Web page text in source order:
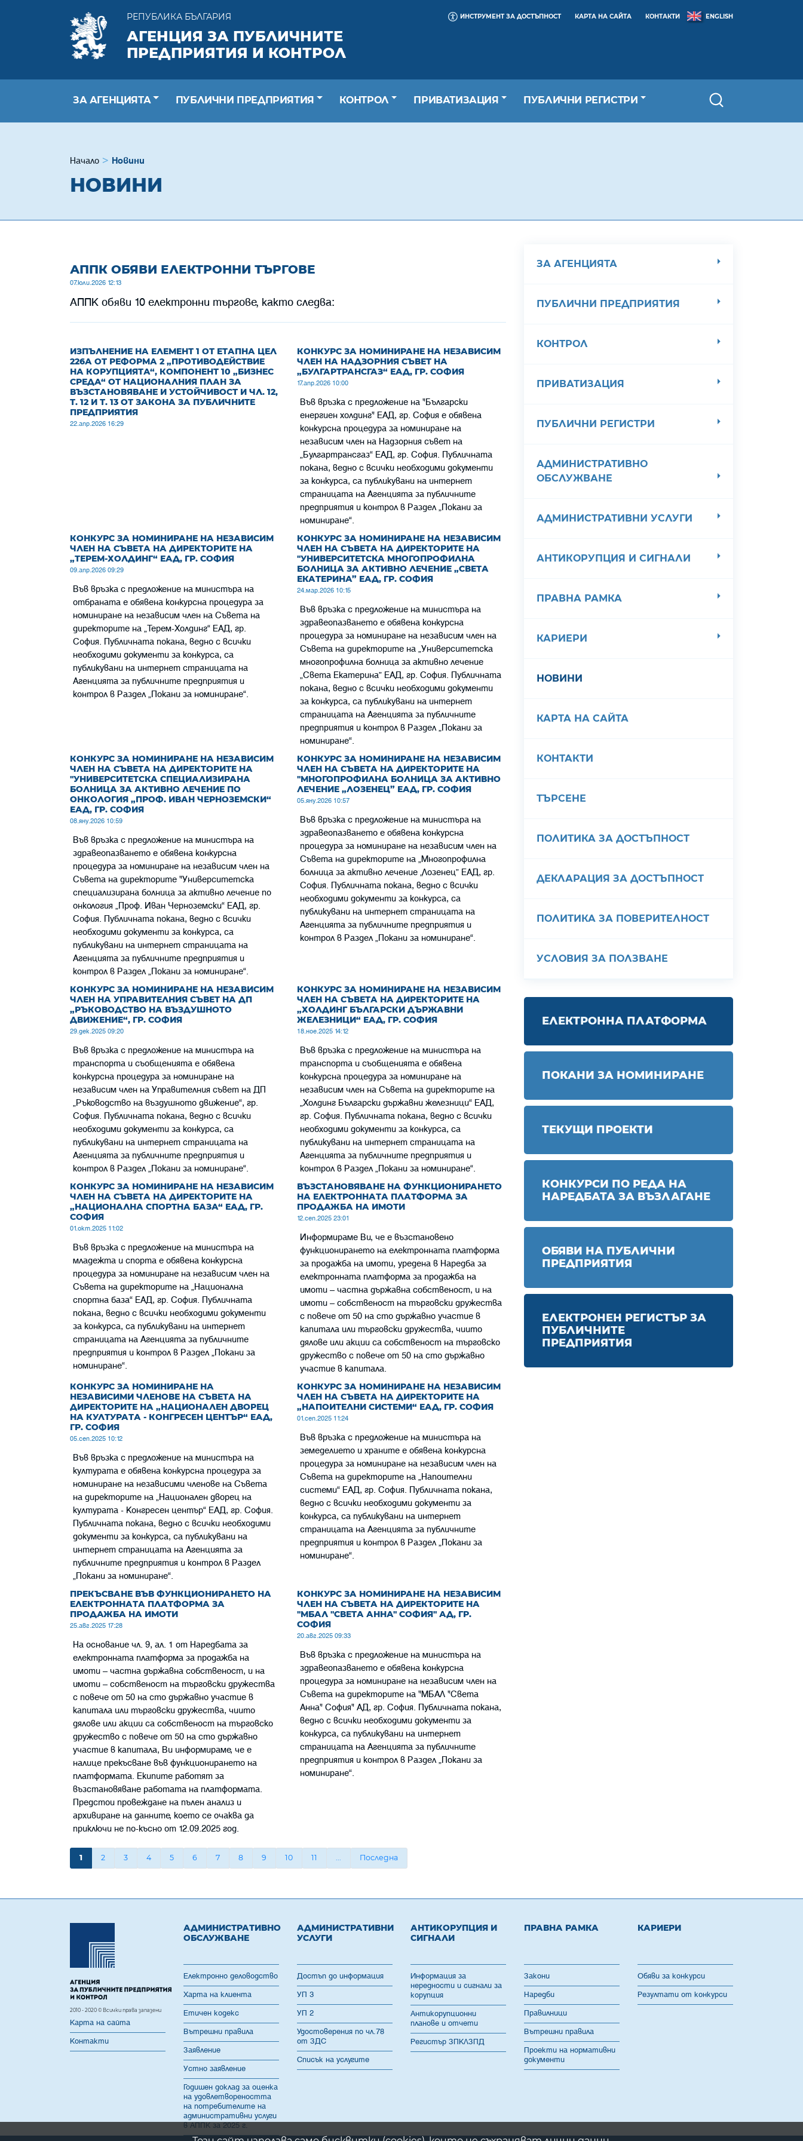
РЕПУБЛИКА БЪЛГАРИЯ
АГЕНЦИЯ ЗА ПУБЛИЧНИТЕ
ПРЕДПРИЯТИЯ И КОНТРОЛ
ИНСТРУМЕНТ ЗА ДОСТЪПНОСТ КАРТА НА САЙТА КОНТАКТИ ENGLISH
ЗА АГЕНЦИЯТА ПУБЛИЧНИ ПРЕДПРИЯТИЯ КОНТРОЛ ПРИВАТИЗАЦИЯ ПУБЛИЧНИ РЕГИСТРИ
Начало Новини
НОВИНИ
АППК ОБЯВИ ЕЛЕКТРОННИ ТЪРГОВЕ
07.юли.2026 12:13
АППК обяви 10 електронни търгове, както следва:
ИЗПЪЛНЕНИЕ НА ЕЛЕМЕНТ 1 ОТ ЕТАПНА ЦЕЛ
226А ОТ РЕФОРМА 2 „ПРОТИВОДЕЙСТВИЕ
НА КОРУПЦИЯТА“, КОМПОНЕНТ 10 „БИЗНЕС
СРЕДА“ ОТ НАЦИОНАЛНИЯ ПЛАН ЗА
ВЪЗСТАНОВЯВАНЕ И УСТОЙЧИВОСТ И ЧЛ. 12,
Т. 12 И Т. 13 ОТ ЗАКОНА ЗА ПУБЛИЧНИТЕ
ПРЕДПРИЯТИЯ
22.апр.2026 16:29
КОНКУРС ЗА НОМИНИРАНЕ НА НЕЗАВИСИМ
ЧЛЕН НА НАДЗОРНИЯ СЪВЕТ НА
„БУЛГАРТРАНСГАЗ“ ЕАД, ГР. СОФИЯ
17.апр.2026 10:00
Във връзка с предложение на "Български
енергиен холдинг" ЕАД, гр. София е обявена
конкурсна процедура за номиниране на
независим член на Надзорния съвет на
„Булгартрансгаз“ ЕАД, гр. София. Публичната
покана, ведно с всички необходими документи
за конкурса, са публикувани на интернет
страницата на Агенцията за публичните
предприятия и контрол в Раздел „Пoкани за
номиниране“.
КОНКУРС ЗА НОМИНИРАНЕ НА НЕЗАВИСИМ
ЧЛЕН НА СЪВЕТА НА ДИРЕКТОРИТЕ НА
„ТЕРЕМ-ХОЛДИНГ“ ЕАД, ГР. СОФИЯ
09.апр.2026 09:29
Във връзка с предложение на министъра на
отбраната е обявена конкурсна процедура за
номиниране на независим член на Съвета на
директорите на „Терем-Холдинг“ ЕАД, гр.
София. Публичната покана, ведно с всички
необходими документи за конкурса, са
публикувани на интернет страницата на
Агенцията за публичните предприятия и
контрол в Раздел „Покани за номиниране“.
КОНКУРС ЗА НОМИНИРАНЕ НА НЕЗАВИСИМ
ЧЛЕН НА СЪВЕТА НА ДИРЕКТОРИТЕ НА
"УНИВЕРСИТЕТСКА МНОГОПРОФИЛНА
БОЛНИЦА ЗА АКТИВНО ЛЕЧЕНИЕ „СВЕТА
ЕКАТЕРИНА” ЕАД, ГР. СОФИЯ
24.мар.2026 10:15
Във връзка с предложение на министъра на
здравеопазването е обявена конкурсна
процедура за номиниране на независим член на
Съвета на директорите на „Университетска
многопрофилна болница за активно лечение
„Света Екатерина” ЕАД, гр. София. Публичната
покана, ведно с всички необходими документи
за конкурса, са публикувани на интернет
страницата на Агенцията за публичните
предприятия и контрол в Раздел „Пoкани за
номиниране“.
КОНКУРС ЗА НОМИНИРАНЕ НА НЕЗАВИСИМ
ЧЛЕН НА СЪВЕТА НА ДИРЕКТОРИТЕ НА
"УНИВЕРСИТЕТСКА СПЕЦИАЛИЗИРАНА
БОЛНИЦА ЗА АКТИВНО ЛЕЧЕНИЕ ПО
ОНКОЛОГИЯ „ПРОФ. ИВАН ЧЕРНОЗЕМСКИ“
ЕАД, ГР. СОФИЯ
08.яну.2026 10:59
Във връзка с предложение на министъра на
здравеопазването е обявена конкурсна
процедура за номиниране на независим член на
Съвета на директорите "Университетска
специализирана болница за активно лечение по
онкология „Проф. Иван Черноземски“ ЕАД, гр.
София. Публичната покана, ведно с всички
необходими документи за конкурса, са
публикувани на интернет страницата на
Агенцията за публичните предприятия и
контрол в Раздел „Пoкани за номиниране“.
КОНКУРС ЗА НОМИНИРАНЕ НА НЕЗАВИСИМ
ЧЛЕН НА СЪВЕТА НА ДИРЕКТОРИТЕ НА
"МНОГОПРОФИЛНА БОЛНИЦА ЗА АКТИВНО
ЛЕЧЕНИЕ „ЛОЗЕНЕЦ” ЕАД, ГР. СОФИЯ
05.яну.2026 10:57
Във връзка с предложение на министъра на
здравеопазването е обявена конкурсна
процедура за номиниране на независим член на
Съвета на директорите на „Многопрофилна
болница за активно лечение „Лозенец” ЕАД, гр.
София. Публичната покана, ведно с всички
необходими документи за конкурса, са
публикувани на интернет страницата на
Агенцията за публичните предприятия и
контрол в Раздел „Пoкани за номиниране“.
КОНКУРС ЗА НОМИНИРАНЕ НА НЕЗАВИСИМ
ЧЛЕН НА УПРАВИТЕЛНИЯ СЪВЕТ НА ДП
„РЪКОВОДСТВО НА ВЪЗДУШНОТО
ДВИЖЕНИЕ“, ГР. СОФИЯ
29.дек.2025 09:20
Във връзка с предложение на министъра на
транспорта и съобщенията е обявена
конкурсна процедура за номиниране на
независим член на Управителния съвет на ДП
„Ръководство на въздушното движение“, гр.
София. Публичната покана, ведно с всички
необходими документи за конкурса, са
публикувани на интернет страницата на
Агенцията за публичните предприятия и
контрол в Раздел „Покани за номиниране“.
КОНКУРС ЗА НОМИНИРАНЕ НА НЕЗАВИСИМ
ЧЛЕН НА СЪВЕТА НА ДИРЕКТОРИТЕ НА
„ХОЛДИНГ БЪЛГАРСКИ ДЪРЖАВНИ
ЖЕЛЕЗНИЦИ“ ЕАД, ГР. СОФИЯ
18.ное.2025 14:12
Във връзка с предложение на министъра на
транспорта и съобщенията е обявена
конкурсна процедура за номиниране на
независим член на Съвета на директорите на
„Холдинг Български държавни железници“ ЕАД,
гр. София. Публичната покана, ведно с всички
необходими документи за конкурса, са
публикувани на интернет страницата на
Агенцията за публичните предприятия и
контрол в Раздел „Покани за номиниране“.
КОНКУРС ЗА НОМИНИРАНЕ НА НЕЗАВИСИМ
ЧЛЕН НА СЪВЕТА НА ДИРЕКТОРИТЕ НА
„НАЦИОНАЛНА СПОРТНА БАЗА“ ЕАД, ГР.
СОФИЯ
01.окт.2025 11:02
Във връзка с предложение на министъра на
младежта и спорта е обявена конкурсна
процедура за номиниране на независим член на
Съвета на директорите на „Национална
спортна база“ ЕАД, гр. София. Публичната
покана, ведно с всички необходими документи
за конкурса, са публикувани на интернет
страницата на Агенцията за публичните
предприятия и контрол в Раздел „Пoкани за
номиниране“.
ВЪЗСТАНОВЯВАНЕ НА ФУНКЦИОНИРАНЕТО
НА ЕЛЕКТРОННАТА ПЛАТФОРМА ЗА
ПРОДАЖБА НА ИМОТИ
12.сеп.2025 23:01
Информираме Ви, че е възстановено
функционирането на електронната платформа
за продажба на имоти, уредена в Наредба за
електронната платформа за продажба на
имоти – частна държавна собственост, и на
имоти – собственост на търговски дружества
с повече от 50 на сто държавно участие в
капитала или търговски дружества, чиито
дялове или акции са собственост на търговско
дружество с повече от 50 на сто държавно
участие в капитала.
КОНКУРС ЗА НОМИНИРАНЕ НА
НЕЗАВИСИМИ ЧЛЕНОВЕ НА СЪВЕТА НА
ДИРЕКТОРИТЕ НА „НАЦИОНАЛЕН ДВОРЕЦ
НА КУЛТУРАТА - КОНГРЕСЕН ЦЕНТЪР“ ЕАД,
ГР. СОФИЯ
05.сеп.2025 10:12
Във връзка с предложение на министъра на
културата е обявена конкурсна процедура за
номиниране на независими членове на Съвета
на директорите на „Национален дворец на
културата - Конгресен център“ ЕАД, гр. София.
Публичната покана, ведно с всички необходими
документи за конкурса, са публикувани на
интернет страницата на Агенцията за
публичните предприятия и контрол в Раздел
„Покани за номиниране“.
КОНКУРС ЗА НОМИНИРАНЕ НА НЕЗАВИСИМ
ЧЛЕН НА СЪВЕТА НА ДИРЕКТОРИТЕ НА
„НАПОИТЕЛНИ СИСТЕМИ“ ЕАД, ГР. СОФИЯ
01.сеп.2025 11:24
Във връзка с предложение на министъра на
земеделието и храните е обявена конкурсна
процедура за номиниране на независим член на
Съвета на директорите на „Напоителни
системи“ ЕАД, гр. София. Публичната покана,
ведно с всички необходими документи за
конкурса, са публикувани на интернет
страницата на Агенцията за публичните
предприятия и контрол в Раздел „Покани за
номиниране“.
ПРЕКЪСВАНЕ ВЪВ ФУНКЦИОНИРАНЕТО НА
ЕЛЕКТРОННАТА ПЛАТФОРМА ЗА
ПРОДАЖБА НА ИМОТИ
25.авг.2025 17:28
На основание чл. 9, ал. 1 от Наредбата за
електронната платформа за продажба на
имоти – частна държавна собственост, и на
имоти – собственост на търговски дружества
с повече от 50 на сто държавно участие в
капитала или търговски дружества, чиито
дялове или акции са собственост на търговско
дружество с повече от 50 на сто държавно
участие в капитала, Ви информираме, че е
налице прекъсване във функционирането на
платформата. Екипите работят за
възстановяване работата на платформата.
Предстои провеждане на пълен анализ и
архивиране на данните, което се очаква да
приключи не по-късно от 12.09.2025 год.
КОНКУРС ЗА НОМИНИРАНЕ НА НЕЗАВИСИМ
ЧЛЕН НА СЪВЕТА НА ДИРЕКТОРИТЕ НА
"МБАЛ "СВЕТА АННА" СОФИЯ" АД, ГР.
СОФИЯ
20.авг.2025 09:33
Във връзка с предложение на министъра на
здравеопазването е обявена конкурсна
процедура за номиниране на независим член на
Съвета на директорите на "МБАЛ "Света
Анна" София" АД, гр. София. Публичната покана,
ведно с всички необходими документи за
конкурса, са публикувани на интернет
страницата на Агенцията за публичните
предприятия и контрол в Раздел „Пoкани за
номиниране“.
1 2 3 4 5 6 7 8 9 10 11 ... Последна
ЗА АГЕНЦИЯТА
ПУБЛИЧНИ ПРЕДПРИЯТИЯ
КОНТРОЛ
ПРИВАТИЗАЦИЯ
ПУБЛИЧНИ РЕГИСТРИ
АДМИНИСТРАТИВНО
ОБСЛУЖВАНЕ
АДМИНИСТРАТИВНИ УСЛУГИ
АНТИКОРУПЦИЯ И СИГНАЛИ
ПРАВНА РАМКА
КАРИЕРИ
НОВИНИ
КАРТА НА САЙТА
КОНТАКТИ
ТЪРСЕНЕ
ПОЛИТИКА ЗА ДОСТЪПНОСТ
ДЕКЛАРАЦИЯ ЗА ДОСТЪПНОСТ
ПОЛИТИКА ЗА ПОВЕРИТЕЛНОСТ
УСЛОВИЯ ЗА ПОЛЗВАНЕ
ЕЛЕКТРОННА ПЛАТФОРМА
ПОКАНИ ЗА НОМИНИРАНЕ
ТЕКУЩИ ПРОЕКТИ
КОНКУРСИ ПО РЕДА НА
НАРЕДБАТА ЗА ВЪЗЛАГАНЕ
ОБЯВИ НА ПУБЛИЧНИ
ПРЕДПРИЯТИЯ
ЕЛЕКТРОНЕН РЕГИСТЪР ЗА
ПУБЛИЧНИТЕ
ПРЕДПРИЯТИЯ
2010 - 2020 © Всички права запазени
Карта на сайта
Контакти
АДМИНИСТРАТИВНО
ОБСЛУЖВАНЕ
Електронно деловодство
Харта на клиента
Етичен кодекс
Вътрешни правила
Заявление
Устно заявление
Годишен доклад за оценка
на удовлетвореността
на потребителите на
административни услуги
в АППК за 2025 г.
АДМИНИСТРАТИВНИ
УСЛУГИ
Достъп до информация
УП 3
УП 2
Удостоверения по чл.78
от ЗДС
Списък на услугите
АНТИКОРУПЦИЯ И
СИГНАЛИ
Информация за
нередности и сигнали за
корупция
Антикорупционни
планове и отчети
Регистър ЗПКЛЗПД
ПРАВНА РАМКА
Закони
Наредби
Правилници
Вътрешни правила
Проекти на нормативни
документи
КАРИЕРИ
Обяви за конкурси
Резултати от конкурси